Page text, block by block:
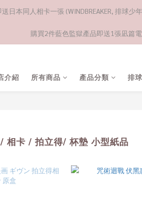
日本同人相卡一張 (WINDBREAKER, 排球少
購買2件藍色監獄產品即送1張凪篇
介紹 所有商品 產品分類 排
相卡 / 拍立得/ 杯墊 小型紙品